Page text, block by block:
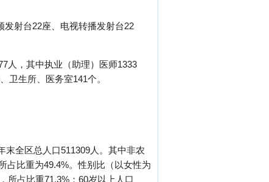
发射台22座、电视转播发射台22
人，其中执业（助理）医师1333
卫生所、医务室141个。
全区总人口511309人。其中非农
占比重为49.4%。性别比（以女性为
所占比重71.3%；60岁以上人口